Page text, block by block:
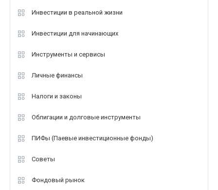
Инвестиции в реальной жизни
Инвестиции для начинающих
Инструменты и сервисы
Личные финансы
Налоги и законы
Облигации и долговые инструменты
ПИФы (Паевые инвестиционные фонды)
Советы
Фондовый рынок